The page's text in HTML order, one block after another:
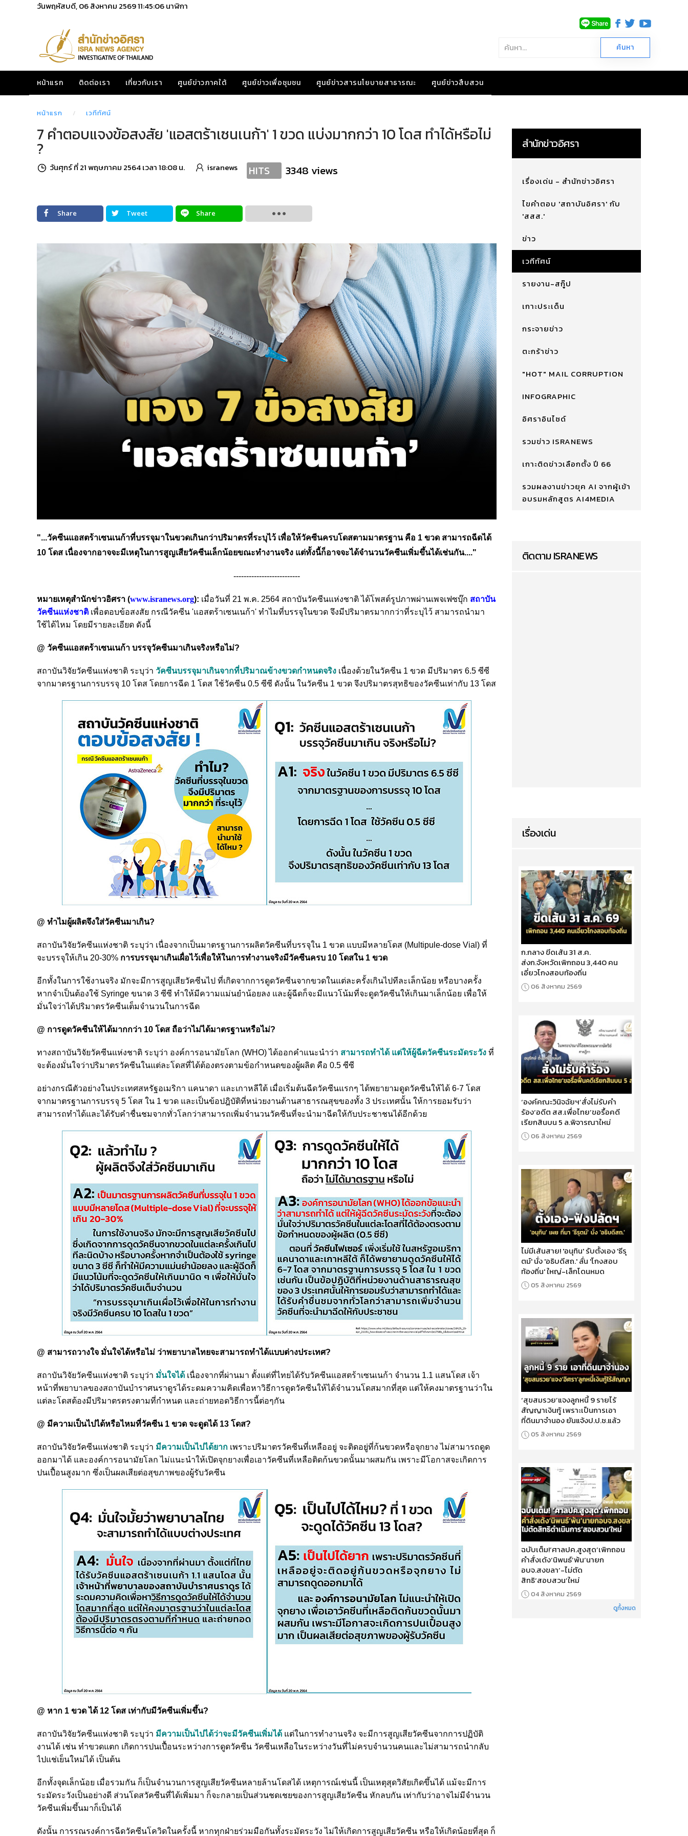
วันพฤหัสบดี, 06 สิงหาคม 256911:45:07นาฬิกา
หน้าแรก ติดต่อเรา เกี่ยวกับเรา ศูนย์ข่าวภาคใต้ ศูนย์ข่าวเพื่อชุมชน ศูนย์ข่าวสารนโยบายสาธารณะ ศูนย์ข่าวสืบสวน
หน้าแรก เวทีทัศน์
7 คำตอบแจงข้อสงสัย 'แอสตร้าเซนเนก้า' 1 ขวด แบ่งมากกว่า 10 โดส ทำได้หรือไม่
?
วันศุกร์ ที่ 21 พฤษภาคม 2564 เวลา 18:08 น. isranews HITS 3348 views
Share Tweet Share
"...วัคซีนแอสตร้าเซนเนก้าที่บรรจุมาในขวดเกินกว่าปริมาตรที่ระบุไว้ เพื่อให้วัคซีนครบโดสตามมาตรฐาน คือ 1 ขวด สามารถฉีดได้
10 โดส เนื่องจากอาจจะมีเหตุในการสูญเสียวัคซีนเล็กน้อยขณะทำงานจริง แต่ทั้งนี้ก็อาจจะได้จำนวนวัคซีนเพิ่มขึ้นได้เช่นกัน...."
--------------------------
หมายเหตุสำนักข่าวอิศรา (www.isranews.org): เมื่อวันที่ 21 พ.ค. 2564 สถาบันวัคซีนแห่งชาติ ได้โพสต์รูปภาพผ่านเพจเฟซบุ๊ก สถาบัน
วัคซีนแห่งชาติ เพื่อตอบข้อสงสัย กรณีวัคซีน 'แอสตร้าเซนเนก้า' ทำไมที่บรรจุในขวด จึงมีปริมาตรมากกว่าที่ระบุไว้ สามารถนำมา
ใช้ได้ไหม โดยมีรายละเอียด ดังนี้
@ วัคซีนแอสตร้าเซนเนก้า บรรจุวัคซีนมาเกินจริงหรือไม่?
สถาบันวิจัยวัคซีนแห่งชาติ ระบุว่า วัคซีนบรรจุมาเกินจากที่ปริมาณข้างขวดกำหนดจริง เนื่องด้วยในวัคซีน 1 ขวด มีปริมาตร 6.5 ซีซี
จากมาตรฐานการบรรจุ 10 โดส โดยการฉีด 1 โดส ใช้วัคซีน 0.5 ซีซี ดังนั้น ในวัคซีน 1 ขวด จึงปริมาตรสุทธิของวัคซีนเท่ากับ 13 โดส
@ ทำไมผู้ผลิตจึงใส่วัคซีนมาเกิน?
สถาบันวิจัยวัคซีนแห่งชาติ ระบุว่า เนื่องจากเป็นมาตรฐานการผลิตวัคซีนที่บรรจุใน 1 ขวด แบบมีหลายโดส (Multipule-dose Vial) ที่
จะบรรจุให้เกิน 20-30% การบรรจุมาเกินเผื่อไว้เพื่อให้ในการทำงานจริงมีวัคซีนครบ 10 โดสใน 1 ขวด
อีกทั้งในการใช้งานจริง มักจะมีการสูญเสียวัคซีนไป ที่เกิดจากการดูดวัคซีนจากขวดในแต่ละครั้งเกินไปทีละเล็กน้อย หรือบางครั้ง
หากจำเป็นต้องใช้ Syringe ขนาด 3 ซีซี ทำให้มีความแม่นยำน้อยลง และผู้ฉีดก็จะมีแนวโน้มที่จะดูดวัคซีนให้เกินมาเล็กน้อย เพื่อให้
มั่นใจว่าได้ปริมาตรวัคซีนเต็มจำนวนในการฉีด
@ การดูดวัคซีนให้ได้มากกว่า 10 โดส ถือว่าไม่ได้มาตรฐานหรือไม่?
ทางสถาบันวิจัยวัคซีนแห่งชาติ ระบุว่า องค์การอนามัยโลก (WHO) ได้ออกคำแนะนำว่า สามารถทำได้ แต่ให้ผู้ฉีดวัคซีนระมัดระวัง ที่
จะต้องมั่นใจว่าปริมาตรวัคซีนในแต่ละโดสที่ได้ต้องตรงตามข้อกำหนดของผู้ผลิต คือ 0.5 ซีซี
อย่างกรณีตัวอย่างในประเทศสหรัฐอเมริกา แคนาดา และเกาหลีใต้ เมื่อเริ่มต้นฉีดวัคซีนแรกๆ ได้พยายามดูดวัคซีนให้ได้ 6-7 โดส
จากมาตรฐานการบรรจุ 5 โดส ใน 1 ขวด และเป็นข้อปฎิบัติที่หน่วยงานด้านสาธารณสุขของทั้ง 3 ประเทศนั้น ให้การยอมรับว่า
สามารถทำได้และได้รับคำชื่นชมจากทั่วโลกว่าสามารถเพิ่มจำนวนวัคซีนที่จะนำมาฉีดให้กับประชาชนได้อีกด้วย
@ สามารถวางใจ มั่นใจได้หรือไม่ ว่าพยาบาลไทยจะสามารถทำได้แบบต่างประเทศ?
สถาบันวิจัยวัคซีนแห่งชาติ ระบุว่า มั่นใจได้ เนื่องจากที่ผ่านมา ตั้งแต่ที่ไทยได้รับวัคซีนแอสตร้าเซนเนก้า จำนวน 1.1 แสนโดส เจ้า
หน้าที่พยาบาลของสถาบันบำราศนราดูรได้ระดมความคิดเพื่อหาวิธีการดูดวัคซีนให้ได้จำนวนโดสมากที่สุด แต่ให้คงมาตรฐานว่าใน
แต่ละโดสต้องมีปริมาตรตรงตามที่กำหนด และถ่ายทอดวิธีการนี้ต่อๆกัน
@ มีความเป็นไปได้หรือไหมที่วัคซีน 1 ขวด จะดูดได้ 13 โดส?
สถาบันวิจัยวัคซีนแห่งชาติ ระบุว่า มีความเป็นไปได้ยาก เพราะปริมาตรวัคซีนที่เหลืออยู่ จะติดอยู่ที่ก้นขวดหรือจุกยาง ไม่สามารถดูด
ออกมาได้ และองค์การอนามัยโลก ไม่แนะนำให้เปิดจุกยางเพื่อเอาวัคซีนที่เหลือติดก้นขวดนั้นมาผสมกัน เพราะมีโอกาสจะเกิดการ
ปนเปื้อนสูงมาก ซึ่งเป็นผลเสียต่อสุขภาพของผู้รับวัคซีน
@ หาก 1 ขวด ได้ 12 โดส เท่ากับมีวัคซีนเพิ่มขึ้น?
สถาบันวิจัยวัคซีนแห่งชาติ ระบุว่า มีความเป็นไปได้ว่าจะมีวัคซีนเพิ่มได้ แต่ในการทำงานจริง จะมีการสูญเสียวัคซีนจากการปฏิบัติ
งานได้ เช่น ทำขวดแตก เกิดการปนเปื้อนระหว่างการดูดวัคซีน วัคซีนเหลือในระหว่างวันที่ไม่ครบจำนวนคนและไม่สามารถนำกลับ
ไปแช่เย็นใหม่ได้ เป็นต้น
อีกทั้งจุดเล็กน้อย เมื่อรวมกัน ก็เป็นจำนวนการสูญเสียวัคซีนหลายล้านโดสได้ เหตุการณ์เช่นนี้ เป็นเหตุสุดวิสัยเกิดขึ้นได้ แม้จะมีการ
ระมัดระวังเป็นอย่างดี ส่วนโดสวัคซีนที่ได้เพิ่มมา ก็จะกลายเป็นส่วนชดเชยของการสูญเสียวัคซีน หักลบกัน เท่ากับว่าอาจไม่มีจำนวน
วัคซีนเพิ่มขึ้นมาก็เป็นได้
ดังนั้น การรณรงค์การฉีดวัคซีนโควิดในครั้งนี้ หากทุกฝ่ายร่วมมือกันทั้งระมัดระวัง ไม่ให้เกิดการสูญเสียวัคซีน หรือให้เกิดน้อยที่สุด ก็
สำนักข่าวอิศรา
เรื่องเด่น - สำนักข่าวอิศรา
ไขคำตอบ 'สถาบันอิศรา' กับ
'สสส.'
ข่าว
เวทีทัศน์
รายงาน-สกู๊ป
เกาะประเด็น
กระจายข่าว
ตะกร้าข่าว
"HOT" MAIL CORRUPTION
INFOGRAPHIC
อิศราอินไซด์
รวมข่าว ISRANEWS
เกาะติดข่าวเลือกตั้ง ปี 66
รวมผลงานข่าวยุค AI จากผู้เข้า
อบรมหลักสูตร AI4MEDIA
ติดตาม ISRANEWS
เรื่องเด่น
ก.กลาง ขีดเส้น 31 ส.ค.
ส่งก.จังหวัดเพิกถอน 3,440 คน
เอี่ยวโกงสอบท้องถิ่น
06 สิงหาคม 2569
‘องค์คณะวินิจฉัยฯ’สั่งไม่รับคำ
ร้อง‘อดีต สส.เพื่อไทย’ขอรื้อคดี
เรียกสินบน 5 ล.พิจารณาใหม่
06 สิงหาคม 2569
ไม่มีเส้นสาย! 'อนุทิน' รับตั้งเอง 'ธีรุ
ตม์' นั่ง 'อธิบดีสถ.' ลั่น 'โกงสอบ
ท้องถิ่น' ใหญ่-เล็กโดนหมด
05 สิงหาคม 2569
‘สุขสมรวย’แจงลูกหนี้ 9 รายไร้
สัญญาเงินกู้ เพราะเป็นการเอา
ที่ดินมาจำนอง ยันแจ้งป.ป.ช.แล้ว
05 สิงหาคม 2569
ฉบับเต็ม!‘ศาลปค.สูงสุด’เพิกถอน
คำสั่งเด้ง‘นิพนธ์’พ้น‘นายก
อบจ.สงขลา’-ไม่ตัด
สิทธิ‘สอบสวน’ใหม่
04 สิงหาคม 2569
ดูทั้งหมด